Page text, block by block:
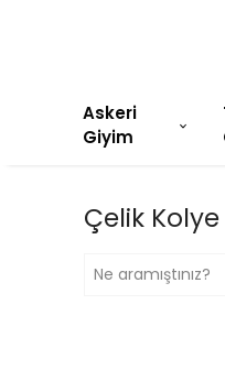
Askeri
Giyim
Çelik Kolye